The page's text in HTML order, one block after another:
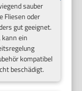
sauber
Fliesen oder
gut geeignet.
kann ein
kompatibel
beschädigt.